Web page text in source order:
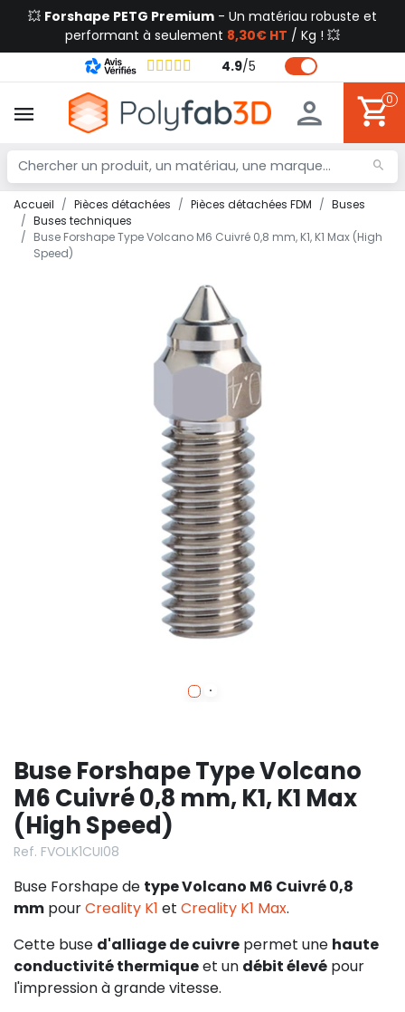
💥 Forshape PETG Premium - Un matériau robuste et
performant à seulement 8,30€ HT / Kg ! 💥
4.9/5
0
Accueil Pièces détachées Pièces détachées FDM
Buses
Buses techniques
Buse Forshape Type Volcano M6 Cuivré 0,8 mm, K1, K1 Max (High
Speed)
Buse Forshape Type Volcano
M6 Cuivré 0,8 mm, K1, K1 Max
(High Speed)
Ref. FVOLK1CUI08
Buse Forshape de type Volcano M6 Cuivré 0,8
mm pourCreality K1 et Creality K1 Max.
Cette buse d'alliage de cuivre permet une haute
conductivité thermiqueet un débit élevé pour
l'impression à grande vitesse.